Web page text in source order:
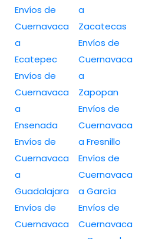
Envíos de
Cuernavaca
a
Ecatepec
Envíos de
Cuernavaca
a
Ensenada
Envíos de
Cuernavaca
a
Guadalajara
Envíos de
Cuernavaca
a
Zacatecas
Envíos de
Cuernavaca
a
Zapopan
Envíos de
Cuernavaca
a Fresnillo
Envíos de
Cuernavaca
a García
Envíos de
Cuernavaca